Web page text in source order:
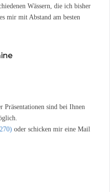
Wässern, die ich bisher
mir mit Abstand am besten
Präsentationen sind bei Ihnen
oder schicken mir eine Mail